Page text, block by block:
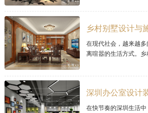
乡村别墅设计与
在现代社会，越来越
离喧嚣的生活方式。
深圳办公室设计
忽视的
在快节奏的深圳生活